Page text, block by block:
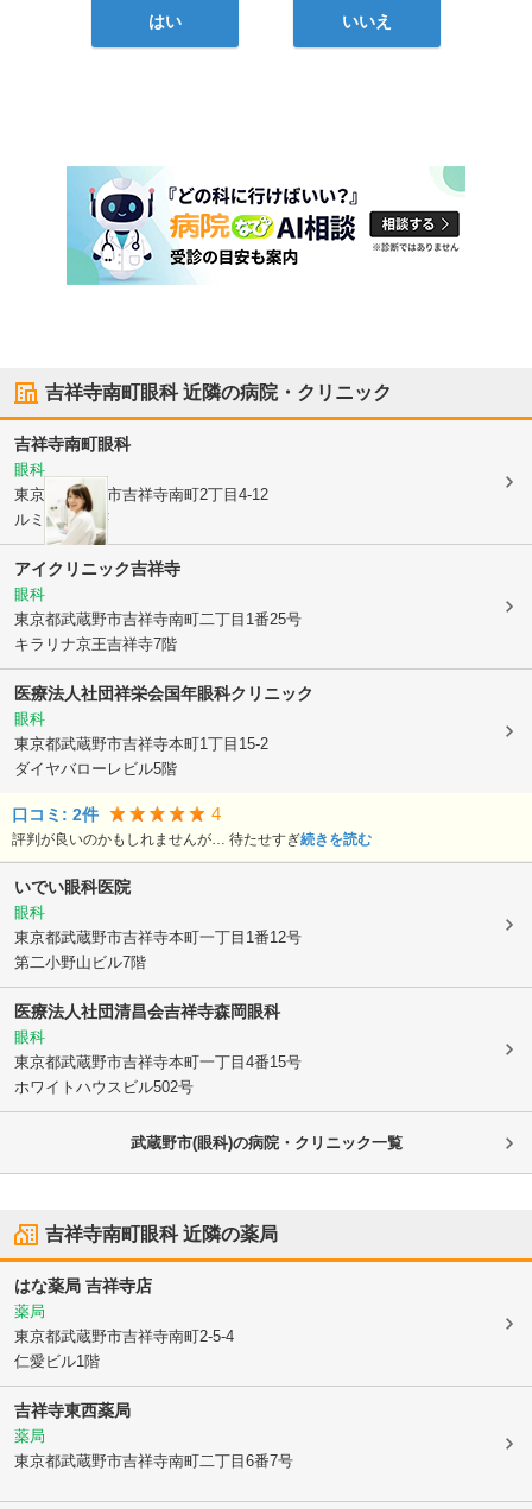
はい いいえ
吉祥寺南町眼科近隣の病院・クリニック
吉祥寺南町眼科
眼科
東京都武蔵野市吉祥寺南町2丁目4-12
ルミエール1F
アイクリニック吉祥寺
眼科
東京都武蔵野市吉祥寺南町二丁目1番25号
キラリナ京王吉祥寺7階
医療法人社団祥栄会国年眼科クリニック
眼科
東京都武蔵野市吉祥寺本町1丁目15-2
ダイヤバローレビル5階
口コミ: 2件 4
評判が良いのかもしれませんが… 待たせすぎ続きを読む
いでい眼科医院
眼科
東京都武蔵野市吉祥寺本町一丁目1番12号
第二小野山ビル7階
医療法人社団清昌会吉祥寺森岡眼科
眼科
東京都武蔵野市吉祥寺本町一丁目4番15号
ホワイトハウスビル502号
武蔵野市(眼科)の病院・クリニック一覧
吉祥寺南町眼科近隣の薬局
はな薬局 吉祥寺店
薬局
東京都武蔵野市吉祥寺南町2-5-4
仁愛ビル1階
吉祥寺東西薬局
薬局
東京都武蔵野市吉祥寺南町二丁目6番7号